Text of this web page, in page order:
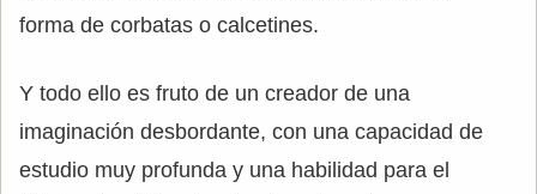
forma de corbatas o calcetines.
Y todo ello es fruto de un creador de una
imaginación desbordante, con una capacidad de
estudio muy profunda y una habilidad para el